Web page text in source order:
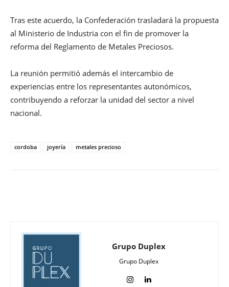
Tras este acuerdo, la Confederación trasladará la propuesta
al Ministerio de Industria con el fin de promover la
reforma del Reglamento de Metales Preciosos.
La reunión permitió además el intercambio de
experiencias entre los representantes autonómicos,
contribuyendo a reforzar la unidad del sector a nivel
nacional.
cordoba joyería metales precioso
Grupo Duplex
Grupo Duplex